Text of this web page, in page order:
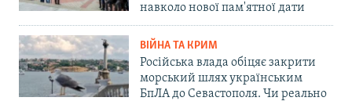
навколо нової пам'ятної дати
ВІЙНА ТА КРИМ
Російська влада обіцяє закрити
морський шлях українським
БпЛА до Севастополя. Чи реально